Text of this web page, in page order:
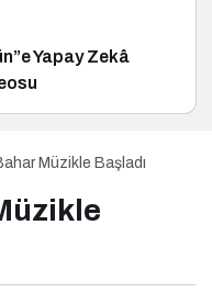
Yapay Zekâ
Müzikle Başladı